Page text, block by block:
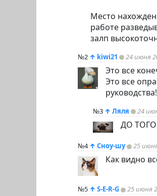
Место
работе
залп
№2 ↑ kiwi21 24 июня
Это все
Это все
№3 ↑ Ляля 24
ДО
№4 ↑ Сноу-шу 25
Как видно
№5 ↑ S-E-R-G 25 июня